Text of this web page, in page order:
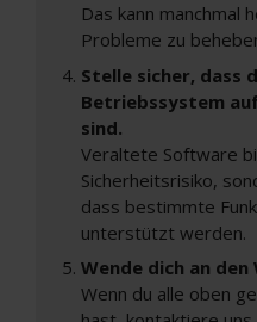
Das kann manchmal
Probleme zu
Stelle sicher, dass
Betriebssystem
sind.
Veraltete Software
Sicherheitsrisiko,
dass bestimmte
unterstützt werden.
Wende dich an
Wenn du alle oben